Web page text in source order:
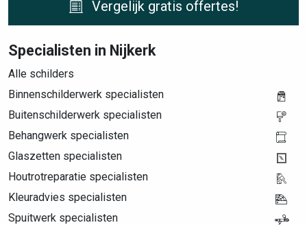
Vergelijk gratis offertes!
Specialisten in Nijkerk
Alle schilders
Binnenschilderwerk specialisten
Buitenschilderwerk specialisten
Behangwerk specialisten
Glaszetten specialisten
Houtrotreparatie specialisten
Kleuradvies specialisten
Spuitwerk specialisten